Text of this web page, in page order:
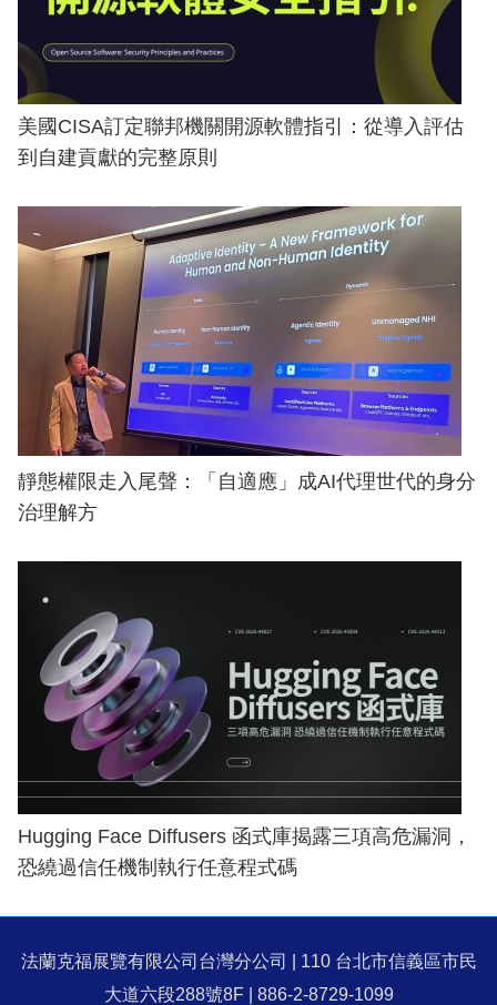
美國CISA訂定聯邦機關開源軟體指引：從導入評估
到自建貢獻的完整原則
靜態權限走入尾聲：「自適應」成AI代理世代的身分
治理解方
Hugging Face Diffusers 函式庫揭露三項高危漏洞，
恐繞過信任機制執行任意程式碼
法蘭克福展覽有限公司台灣分公司 | 110 台北市信義區市民
大道六段288號8F | 886-2-8729-1099